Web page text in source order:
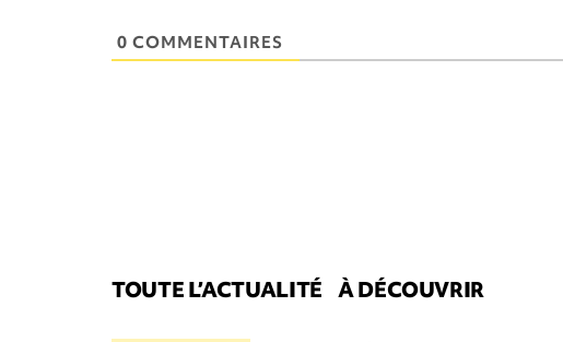
0 COMMENTAIRES
TOUTE L’ACTUALITÉ À DÉCOUVRIR